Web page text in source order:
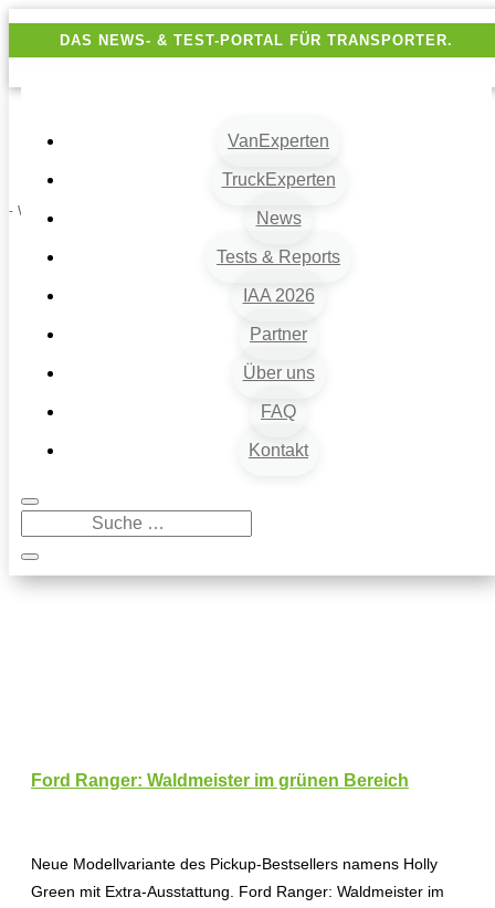
DAS NEWS- & TEST-PORTAL FÜR TRANSPORTER.
VanExperten
TruckExperten
News
Tests & Reports
IAA 2026
Partner
Über uns
FAQ
Kontakt
- Werbung -
Ford Ranger: Waldmeister im grünen Bereich
Neue Modellvariante des Pickup-Bestsellers namens Holly
Green mit Extra-Ausstattung. Ford Ranger: Waldmeister im